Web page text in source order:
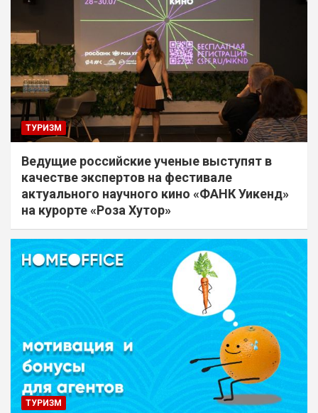
ТУРИЗМ
Ведущие российские ученые выступят в
качестве экспертов на фестивале
актуального научного кино «ФАНК Уикенд»
на курорте «Роза Хутор»
ТУРИЗМ